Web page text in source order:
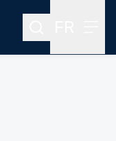
Rechercher